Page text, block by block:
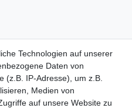
Technologien auf unserer
Daten von
(z.B. IP-Adresse), um z.B.
Medien von
auf unsere Website zu